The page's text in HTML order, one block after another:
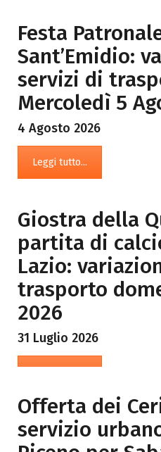
Festa
Sant’Emidio:
servizi di
Mercoledì 5
4 Agosto 2026
Leggi tutto...
Giostra della
partita di
Lazio:
trasporto
2026
31 Luglio 2026
Offerta dei
servizio